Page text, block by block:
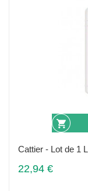
Cattier - Lot de 1
22,94 €